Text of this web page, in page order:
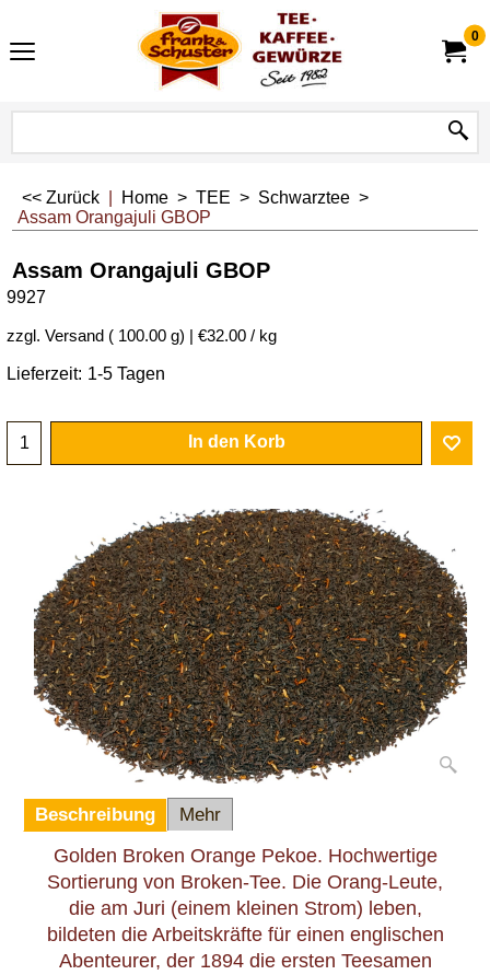
0
<< Zurück Home > TEE > Schwarztee >
Assam Orangajuli GBOP
Assam Orangajuli GBOP
9927
€3.20
inkl. MwSt
€ 2.99 exkl. MwSt.
Lieferzeit:
Beschreibung Mehr
Golden Broken Orange Pekoe. Hochwertige
Sortierung von Broken-Tee. Die Orang-Leute,
die am Juri (einem kleinen Strom) leben,